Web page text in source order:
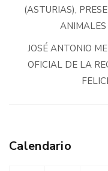
(ASTURIAS),
ANIMALES
JOSÉ ANTONIO
OFICIAL DE LA
Calendario